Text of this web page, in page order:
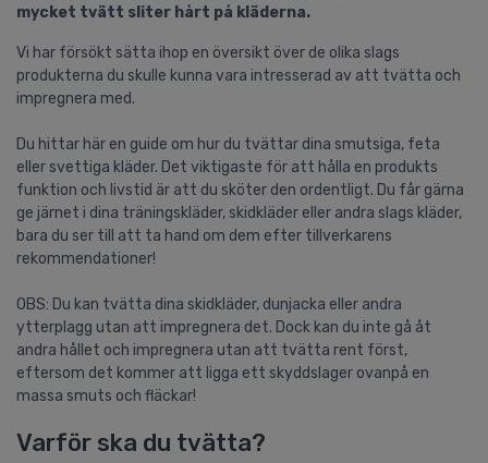
mycket tvätt sliter hårt på kläderna.
Vi har försökt sätta ihop en översikt över de olika slags
produkterna du skulle kunna vara intresserad av att tvätta och
impregnera med.
Du hittar här en guide om hur du tvättar dina smutsiga, feta
eller svettiga kläder. Det viktigaste för att hålla en produkts
funktion och livstid är att du sköter den ordentligt. Du får gärna
ge järnet i dina träningskläder, skidkläder eller andra slags kläder,
bara du ser till att ta hand om dem efter tillverkarens
rekommendationer!
OBS: Du kan tvätta dina skidkläder, dunjacka eller andra
ytterplagg utan att impregnera det. Dock kan du inte gå åt
andra hållet och impregnera utan att tvätta rent först,
eftersom det kommer att ligga ett skyddslager ovanpå en
massa smuts och fläckar!
Varför ska du tvätta?